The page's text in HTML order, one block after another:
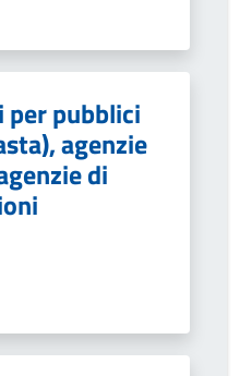
pubblici
agenzie
di